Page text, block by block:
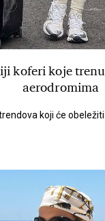
koferi koje
aerodromima
koji će